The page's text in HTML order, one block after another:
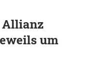
um